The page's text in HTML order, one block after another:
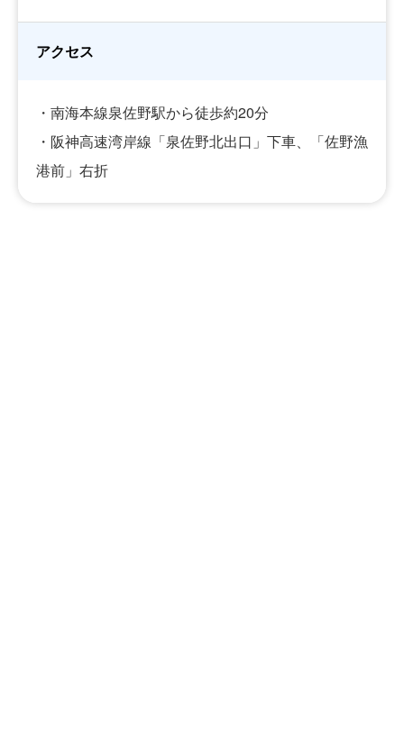
アクセス
・南海本線泉佐野駅から徒歩約20分
・阪神高速湾岸線「泉佐野北出口」下車、「佐野漁
港前」右折